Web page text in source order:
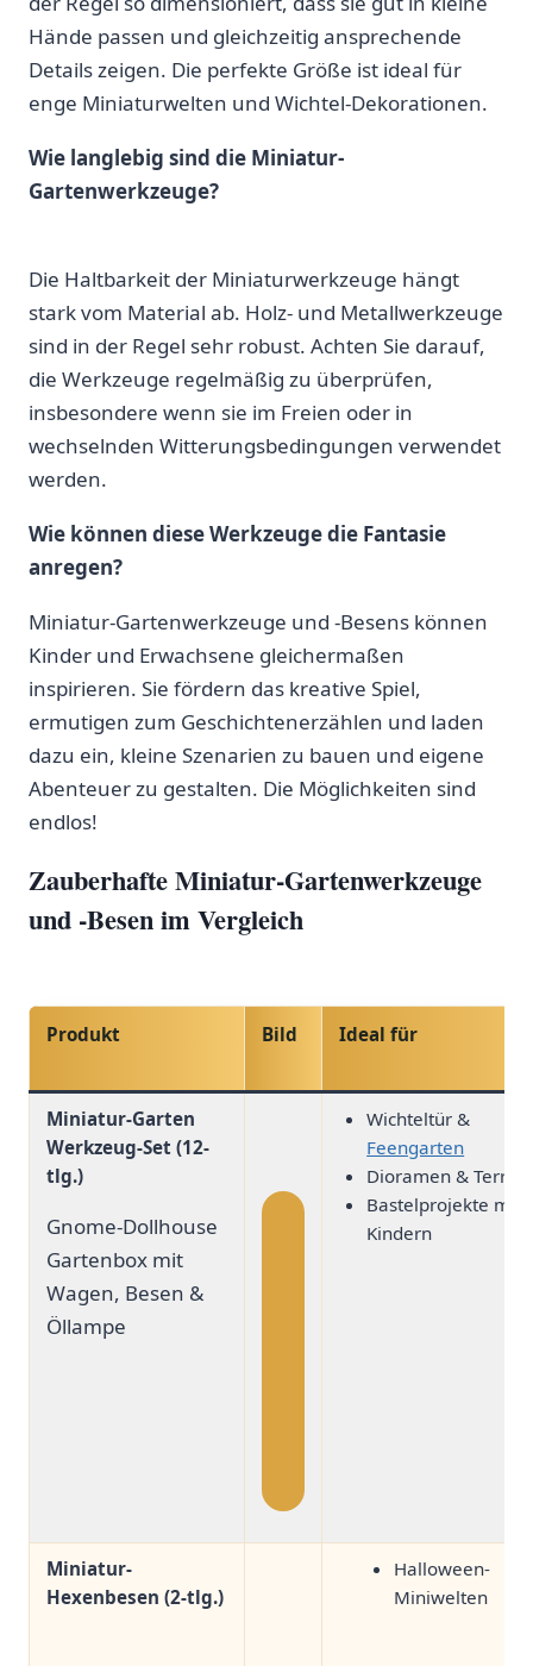
Hände passen und gleichzeitig ansprechende
Details zeigen. Die perfekte Größe ⁣ist ideal für
⁤enge Miniaturwelten und Wichtel-Dekorationen.
Wie langlebig sind ‍die Miniatur-
Gartenwerkzeuge?
Die Haltbarkeit der Miniaturwerkzeuge hängt
stark⁤ vom Material ab. Holz-‌ und Metallwerkzeuge
sind in der Regel sehr robust. Achten Sie darauf,
die Werkzeuge regelmäßig zu überprüfen,
insbesondere wenn sie ⁤im Freien oder in
wechselnden Witterungsbedingungen verwendet
werden.
Wie können diese Werkzeuge die Fantasie
anregen?
Miniatur-Gartenwerkzeuge und -Besens können
⁢Kinder ‌und Erwachsene gleichermaßen
inspirieren. Sie fördern das kreative Spiel,
ermutigen zum Geschichtenerzählen und ‍laden
dazu ein, kleine ⁣Szenarien zu bauen und eigene
Abenteuer zu gestalten. Die Möglichkeiten sind
endlos!
Zauberhafte Miniatur-Gartenwerkzeuge
und⁢ -Besen im Vergleich
Produkt Bild Ideal ​für
Miniatur-Garten
Werkzeug-Set (12-
tlg.)
Gnome-Dollhouse‍
Gartenbox mit
Wagen, Besen &
⁤Öllampe
Wichteltür &
Feengarten
Dioramen &
Bastelprojekte mit
Kindern
Miniatur-
Hexenbesen (2-tlg.)
Halloween-
Miniwelten